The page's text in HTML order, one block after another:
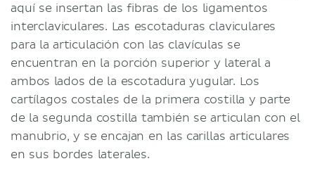
aquí se insertan las fibras de los ligamentos
interclaviculares. Las escotaduras claviculares
para la articulación con las clavículas se
encuentran en la porción superior y lateral a
ambos lados de la escotadura yugular. Los
cartílagos costales de la primera costilla y parte
de la segunda costilla también se articulan con el
manubrio, y se encajan en las carillas articulares
en sus bordes laterales.